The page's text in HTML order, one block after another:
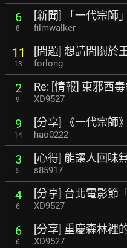
6
8
[新聞] 「一代宗師
filmwalker
11
13
[問題] 想請問關於
forlong
2
9
Re: [情報] 東邪西
XD9527
9
14
[分享] 《一代宗師
hao0222
3
5
[心得] 能讓人回味
s85917
4
6
[分享] 台北電影節
XD9527
6
6
[分享] 重慶森林裡
XD9527